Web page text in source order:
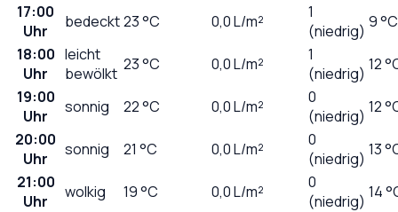
17:00
Uhr
bedeckt23°C 0,0L/m²
1
(niedrig) 9 °C
18:00
Uhr
leicht
bewölkt 23°C 0,0L/m²
1
(niedrig) 12
19:00
Uhr
sonnig 22°C 0,0L/m²
0
(niedrig) 12
20:00
Uhr
sonnig 21 °C 0,0L/m²
0
(niedrig) 13
21:00
Uhr
wolkig 19°C 0,0L/m²
0
(niedrig) 14